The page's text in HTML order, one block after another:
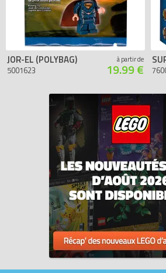
JOR-EL (POLYBAG)
5001623
à partir de
19.99 €